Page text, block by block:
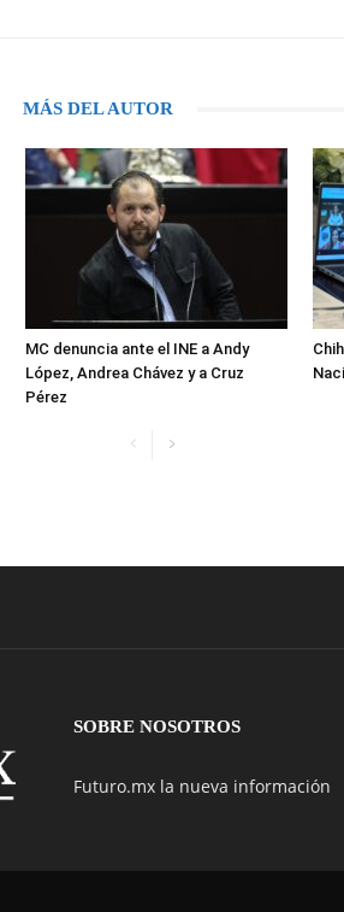
MÁS DEL AUTOR
MC denuncia ante el INE a Andy
López, Andrea Chávez y a Cruz
Pérez
SOBRE NOSOTROS
Futuro.mx la nueva información